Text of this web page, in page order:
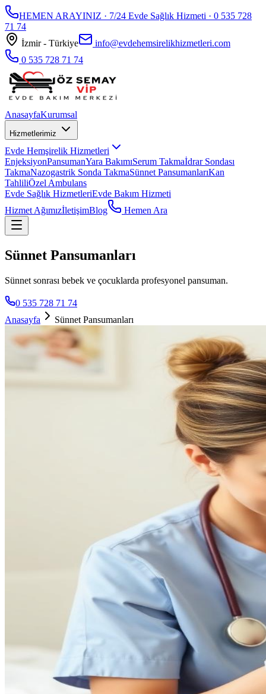
HEMEN ARAYINIZ · 7/24 Evde Sağlık Hizmeti · 0 535 728
71 74
İzmir - Türkiye
info@evdehemsirelikhizmetleri.com
0 535 728 71 74
AnasayfaKurumsal
Hizmetlerimiz
Evde Hemşirelik Hizmetleri
EnjeksiyonPansumanYara BakımıSerum Takmaİdrar Sondası
TakmaNazogastrik Sonda TakmaSünnet PansumanlarıKan
TahliliÖzel Ambulans
Evde Sağlık HizmetleriEvde Bakım Hizmeti
Hizmet AğımızİletişimBlog Hemen Ara
Sünnet Pansumanları
Sünnet sonrası bebek ve çocuklarda profesyonel pansuman.
0 535 728 71 74
Anasayfa
Sünnet Pansumanları